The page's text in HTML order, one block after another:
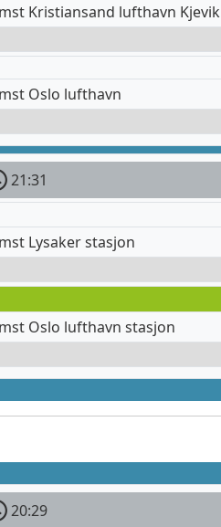
Kristiansand lufthavn Kjevik
Oslo lufthavn
21:31
Lysaker stasjon
Oslo lufthavn stasjon
20:29